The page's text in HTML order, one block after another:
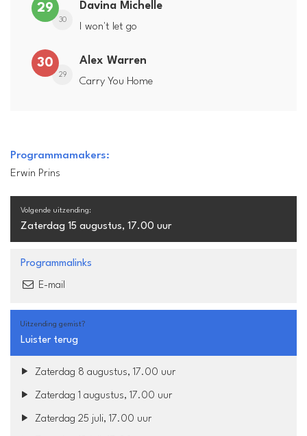
29
30
Davina Michelle
I won't let go
30
29
Alex Warren
Carry You Home
Programmamakers:
Erwin Prins
Volgende uitzending:
Zaterdag 15 augustus, 17.00 uur
Programmalinks
E-mail
Uitzending gemist?
Luister terug
Zaterdag 8 augustus, 17.00 uur
Zaterdag 1 augustus, 17.00 uur
Zaterdag 25 juli, 17.00 uur